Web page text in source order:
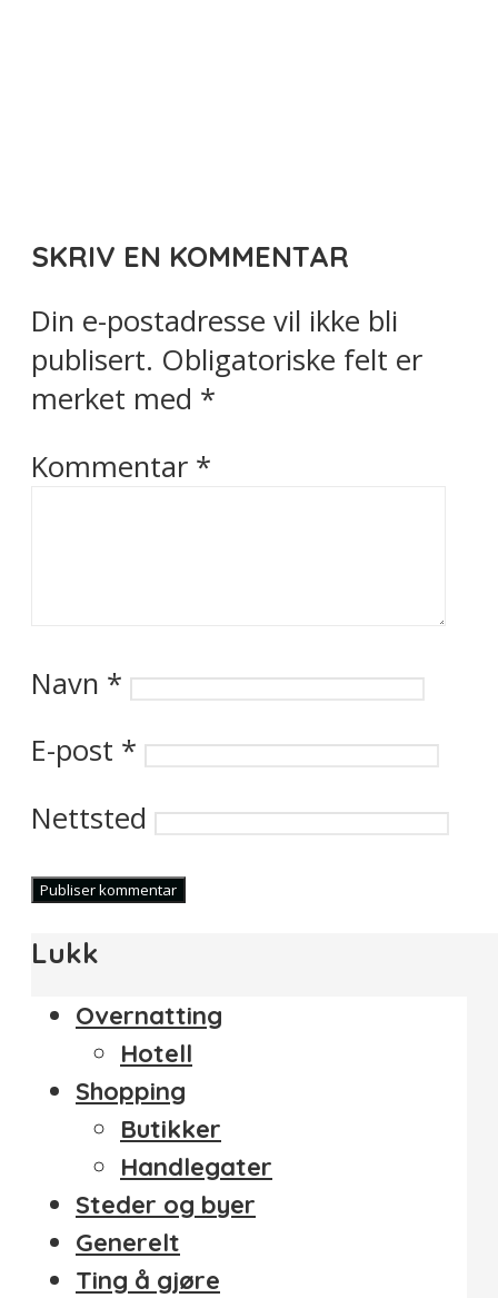
SKRIV EN KOMMENTAR
Din e-postadresse vil ikke bli
publisert. Obligatoriske felt er
merket med *
Kommentar *
Navn *
E-post *
Nettsted
Lukk
Overnatting
Hotell
Shopping
Butikker
Handlegater
Steder og byer
Generelt
Ting å gjøre